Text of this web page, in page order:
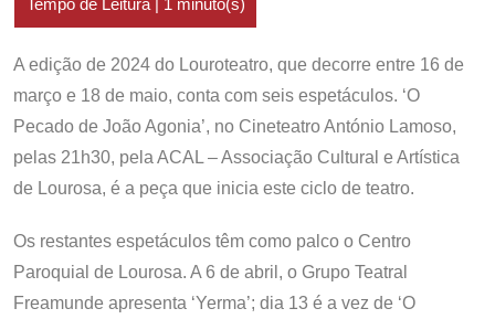
A edição de 2024 do Louroteatro, que decorre entre 16 de
março e 18 de maio, conta com seis espetáculos. ‘O
Pecado de João Agonia’, no Cineteatro António Lamoso,
pelas 21h30, pela ACAL – Associação Cultural e Artística
de Lourosa, é a peça que inicia este ciclo de teatro.
Os restantes espetáculos têm como palco o Centro
Paroquial de Lourosa. A 6 de abril, o Grupo Teatral
Freamunde apresenta ‘Yerma’; dia 13 é a vez de ‘O